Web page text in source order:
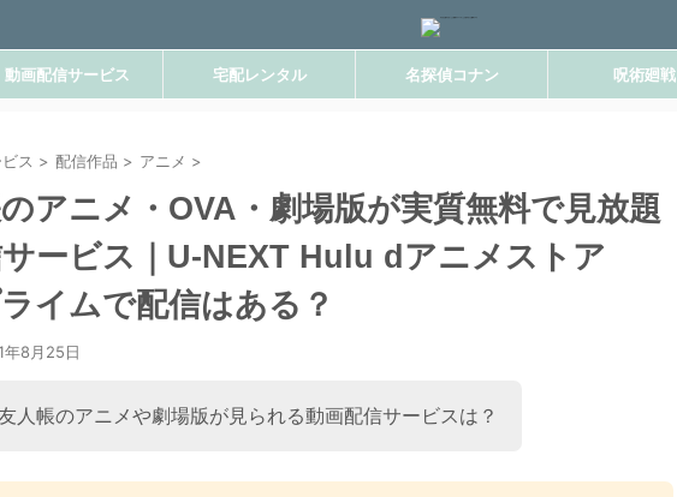
動画配信サービス 宅配レンタル 名探偵コナン 呪術廻戦
ス > 配信作品 > アニメ >
アニメ・OVA・劇場版が実質無料で見放題
ービス｜U-NEXT Hulu dアニメストア
イムで配信はある？
年8月25日
人帳のアニメや劇場版が見られる動画配信サービスは？